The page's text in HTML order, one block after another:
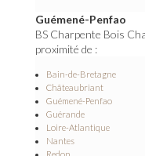
Guémené-Penfao
BS Charpente Bois
proximité de :
Bain-de-Bretagne
Châteaubriant
Guémené-Penfao
Guérande
Loire-Atlantique
Nantes
Redon